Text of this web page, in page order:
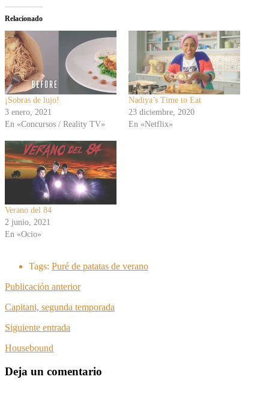
Relacionado
¡Sobras de lujo!
3 enero, 2021
En «Concursos / Reality TV»
Nadiya’s Time to Eat
23 diciembre, 2020
En «Netflix»
Verano del 84
2 junio, 2021
En «Ocio»
Tags: Puré de patatas de verano
Publicación anterior
Capitani, segunda temporada
Siguiente entrada
Housebound
Deja un comentario